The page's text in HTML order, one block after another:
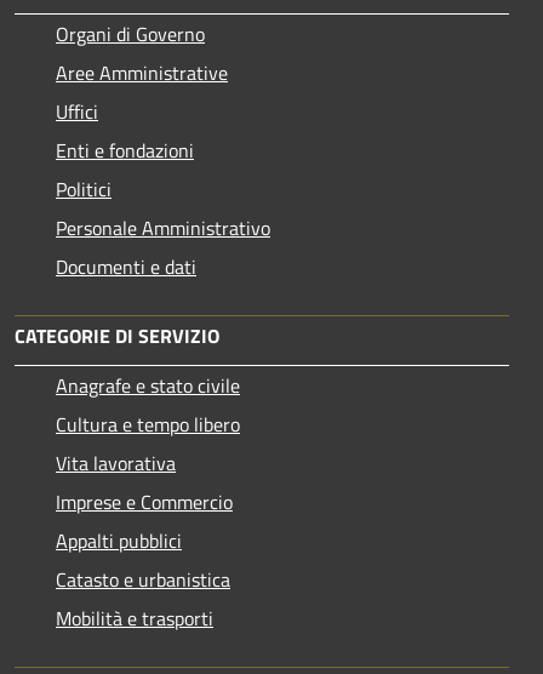
Organi di Governo
Aree Amministrative
Uffici
Enti e fondazioni
Politici
Personale Amministrativo
Documenti e dati
CATEGORIE DI SERVIZIO
Anagrafe e stato civile
Cultura e tempo libero
Vita lavorativa
Imprese e Commercio
Appalti pubblici
Catasto e urbanistica
Mobilità e trasporti